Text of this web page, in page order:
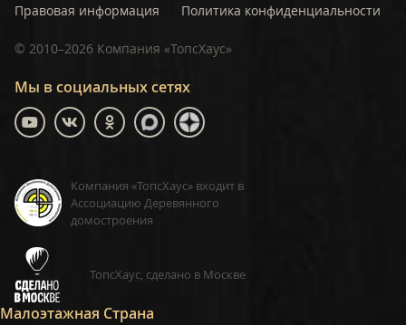
Мы в социальных сетях
Компания «ТопсХаус» входит в
Ассоциацию Деревянного
домостроения
ТопсХаус, сделано в Москве
Малоэтажная Страна
Правовая информация Политика конфиденциальности
© 2010–2026 Компания «ТопсХаус»